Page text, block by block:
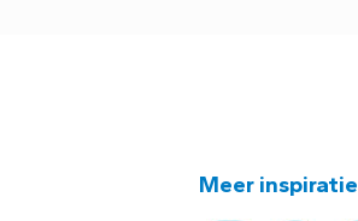
Meer inspiratie